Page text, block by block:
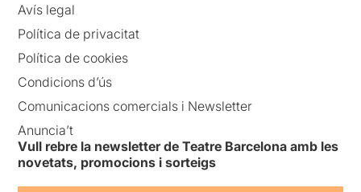
Avís legal
Política de privacitat
Política de cookies
Condicions d’ús
Comunicacions comercials i Newsletter
Anuncia’t
Vull rebre la newsletter de Teatre Barcelona amb les
novetats, promocions i sorteigs